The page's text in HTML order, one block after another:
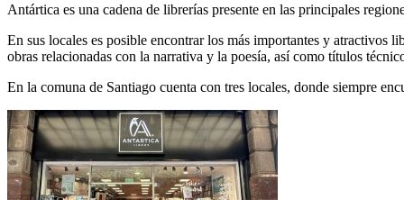
Antártica es una cadena de librerías presente en las principales
En sus locales es posible encontrar los más importantes y
obras relacionadas con la narrativa y la poesía, así como títulos
En la comuna de Santiago cuenta con tres locales, donde siempre